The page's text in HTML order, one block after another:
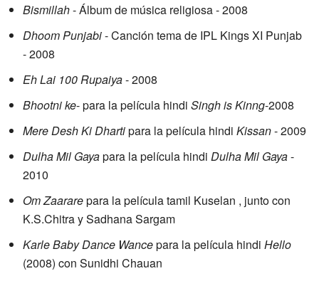
Bismillah- Álbum de música religiosa - 2008
Dhoom Punjabi- Canción tema de IPL Kings XI Punjab
- 2008
Eh Lai 100 Rupaiya- 2008
Bhootni ke- para la película hindi Singh is Kinng-2008
Mere Desh Ki Dhartipara la película hindi Kissan- 2009
Dulha Mil Gayapara la película hindi Dulha Mil Gaya-
2010
Om Zaararepara la película tamil Kuselan , junto con
K.S.Chitra y Sadhana Sargam
Karle Baby Dance Wancepara la película hindi Hello
(2008) con Sunidhi Chauan